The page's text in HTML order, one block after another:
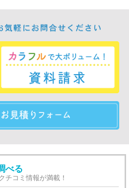
べる
チコミ情報が満載！